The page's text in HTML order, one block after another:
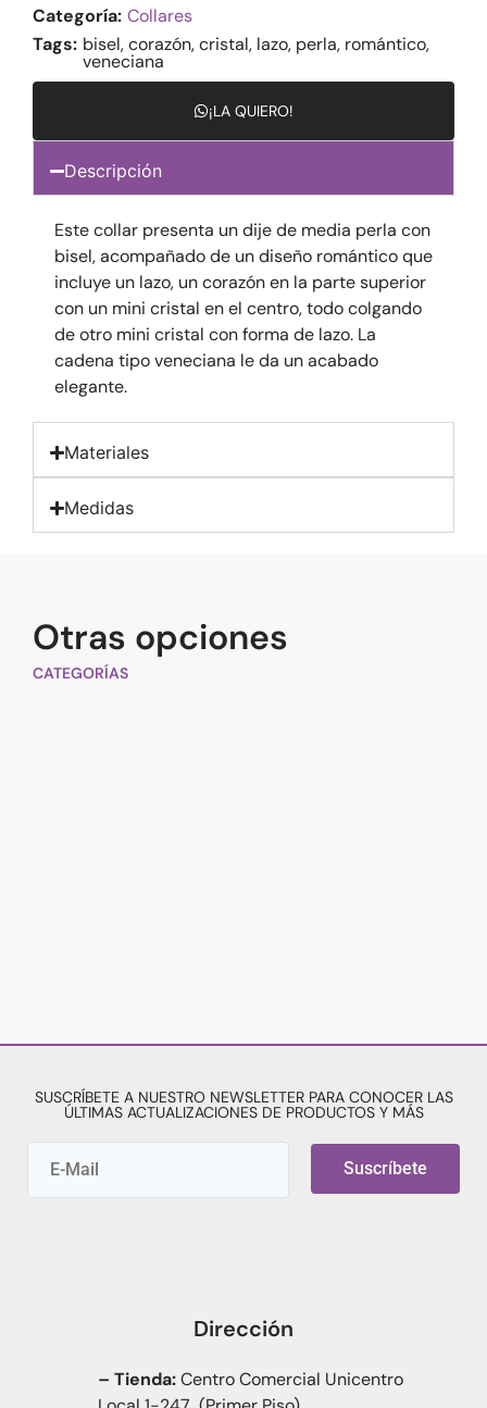
Categoría: Collares
Tags: bisel,corazón,cristal, lazo, perla, romántico,
veneciana
¡LA QUIERO!
Descripción
Este collar presenta un dije de media perla con
bisel, acompañado de un diseño romántico que
incluye un lazo, un corazón en la parte superior
con un mini cristal en el centro, todo colgando
de otro mini cristal con forma de lazo. La
cadena tipo veneciana le da un acabado
elegante.
Materiales
Medidas
Otras opciones
CATEGORÍAS
SUSCRÍBETE A NUESTRO NEWSLETTER PARA CONOCER LAS
ÚLTIMAS ACTUALIZACIONES DE PRODUCTOS Y MÁS
Suscríbete
Dirección
– Tienda:Centro Comercial Unicentro